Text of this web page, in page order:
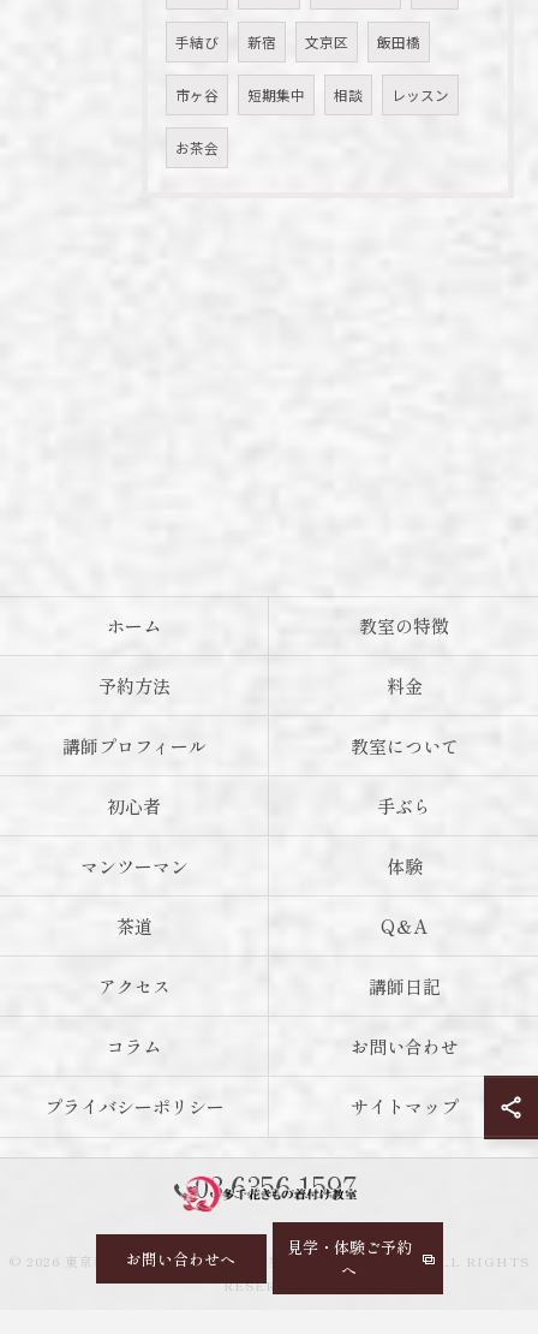
手結び 新宿 文京区 飯田橋
市ヶ谷 短期集中 相談 レッスン
お茶会
03-6356-1597
お問い合わせへ
見学・体験ご予約
へ
ホーム 教室の特徴
予約方法 料金
講師プロフィール 教室について
初心者 手ぶら
マンツーマン 体験
茶道 Q＆A
アクセス 講師日記
コラム お問い合わせ
プライバシーポリシー サイトマップ
© 2026 東京都神楽坂の着付け教室なら多千花きもの着付け教室 ALL RIGHTS
RESERVED.